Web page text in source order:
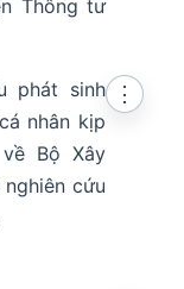
Thông tư
phát sinh
nhân kịp
Bộ Xây
cứu
⋮